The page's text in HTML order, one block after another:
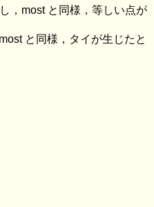
，most と同様，等しい点が
と同様，タイが生じたと